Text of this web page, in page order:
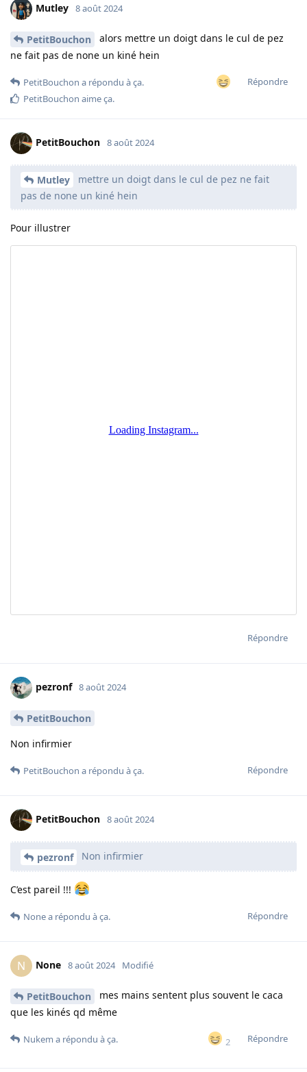
Mutley 8 août 2024
PetitBouchon
alors mettre un doigt dans le cul de pez
ne fait pas de none un kiné hein
Répondre
PetitBouchon a répondu à ça.
PetitBouchon aime ça.
PetitBouchon 8 août 2024
Mutley
mettre un doigt dans le cul de pez ne fait
pas de none un kiné hein
Pour illustrer
Répondre
pezronf 8 août 2024
PetitBouchon
Non infirmier
Répondre
PetitBouchon a répondu à ça.
PetitBouchon 8 août 2024
pezronf Non infirmier
C’est pareil !!!
Répondre
Nonea répondu à ça.
N None 8 août 2024 Modifié
PetitBouchon
mes mains sentent plus souvent le caca
que les kinés qd même
2 Répondre
Nukem a répondu à ça.